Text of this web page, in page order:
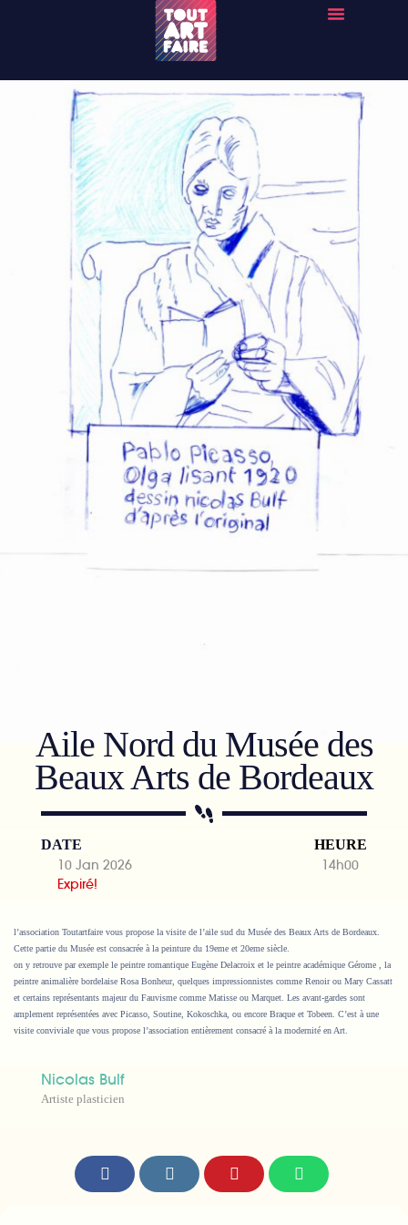
Aile Nord du Musée des
Beaux Arts de Bordeaux
DATE
10 Jan 2026
Expiré!
HEURE
14h00
Nicolas Bulf
Artiste plasticien
l’association Toutartfaire vous propose la visite de l’aile sud du Musée des Beaux Arts de Bordeaux.
Cette partie du Musée est consacrée à la peinture du 19eme et 20eme siècle.
on y retrouve par exemple le peintre romantique Eugène Delacroix et le peintre académique Gérome , la
peintre animalière bordelaise Rosa Bonheur, quelques impressionnistes comme Renoir ou Mary Cassatt
et certains représentants majeur du Fauvisme comme Matisse ou Marquet. Les avant-gardes sont
amplement représentées avec Picasso, Soutine, Kokoschka, ou encore Braque et Tobeen. C’est à une
visite conviviale que vous propose l’association entièrement consacré à la modernité en Art.